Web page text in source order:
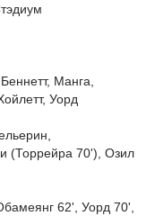
Манга,
Уорд
(Торрейра 70'), Озил
62', Уорд 70',